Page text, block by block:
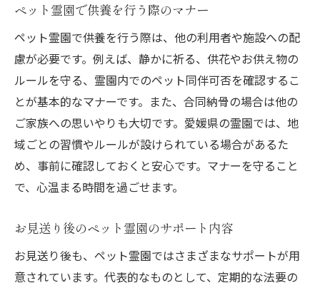
ペット霊園で供養を行う際のマナー
ペット霊園で供養を行う際は、他の利用者や施設への配
慮が必要です。例えば、静かに祈る、供花やお供え物の
ルールを守る、霊園内でのペット同伴可否を確認するこ
とが基本的なマナーです。また、合同納骨の場合は他の
ご家族への思いやりも大切です。愛媛県の霊園では、地
域ごとの習慣やルールが設けられている場合があるた
め、事前に確認しておくと安心です。マナーを守ること
で、心温まる時間を過ごせます。
お見送り後のペット霊園のサポート内容
お見送り後も、ペット霊園ではさまざまなサポートが用
意されています。代表的なものとして、定期的な法要の